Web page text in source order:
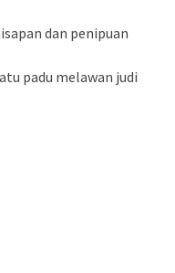
dan penipuan
padu melawan judi